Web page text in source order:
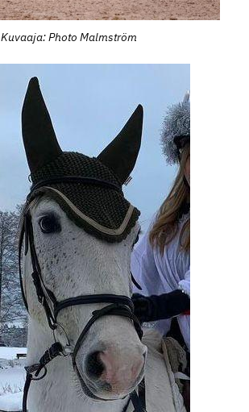
Kuvaaja: Photo Malmström